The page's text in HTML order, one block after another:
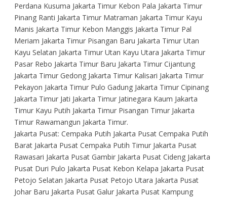
Perdana Kusuma Jakarta Timur Kebon Pala Jakarta Timur
Pinang Ranti Jakarta Timur Matraman Jakarta Timur Kayu
Manis Jakarta Timur Kebon Manggis Jakarta Timur Pal
Meriam Jakarta Timur Pisangan Baru Jakarta Timur Utan
Kayu Selatan Jakarta Timur Utan Kayu Utara Jakarta Timur
Pasar Rebo Jakarta Timur Baru Jakarta Timur Cijantung
Jakarta Timur Gedong Jakarta Timur Kalisari Jakarta Timur
Pekayon Jakarta Timur Pulo Gadung Jakarta Timur Cipinang
Jakarta Timur Jati Jakarta Timur Jatinegara Kaum Jakarta
Timur Kayu Putih Jakarta Timur Pisangan Timur Jakarta
Timur Rawamangun Jakarta Timur.
Jakarta Pusat: Cempaka Putih Jakarta Pusat Cempaka Putih
Barat Jakarta Pusat Cempaka Putih Timur Jakarta Pusat
Rawasari Jakarta Pusat Gambir Jakarta Pusat Cideng Jakarta
Pusat Duri Pulo Jakarta Pusat Kebon Kelapa Jakarta Pusat
Petojo Selatan Jakarta Pusat Petojo Utara Jakarta Pusat
Johar Baru Jakarta Pusat Galur Jakarta Pusat Kampung